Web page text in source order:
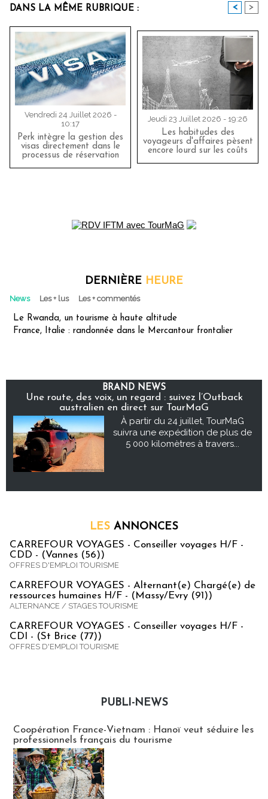
DANS LA MÊME RUBRIQUE : < >
Vendredi 24 Juillet 2026 -
10:17
Perk intègre la gestion des
visas directement dans le
processus de réservation
Jeudi 23 Juillet 2026 - 19:26
Les habitudes des
voyageurs d'affaires pèsent
encore lourd sur les coûts
DERNIÈRE HEURE
News Les + lus Les + commentés
Le Rwanda, un tourisme à haute altitude
France, Italie : randonnée dans le Mercantour frontalier
BRAND NEWS
Une route, des voix, un regard : suivez l’Outback
australien en direct sur TourMaG
À partir du 24 juillet, TourMaG
suivra une expédition de plus de
5 000 kilomètres à travers...
LES ANNONCES
CARREFOUR VOYAGES - Conseiller voyages H/F -
CDD - (Vannes (56))
OFFRES D'EMPLOI TOURISME
CARREFOUR VOYAGES - Alternant(e) Chargé(e) de
ressources humaines H/F - (Massy/Evry (91))
ALTERNANCE / STAGES TOURISME
CARREFOUR VOYAGES - Conseiller voyages H/F -
CDI - (St Brice (77))
OFFRES D'EMPLOI TOURISME
PUBLI-NEWS
Coopération France-Vietnam : Hanoï veut séduire les
professionnels français du tourisme